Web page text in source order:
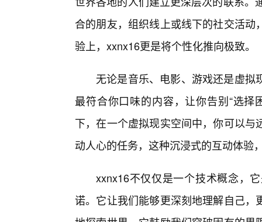
合的朋友，组织线上或线下的社交活
验上，xxnx16更是将个性化推向极致。
无论是音乐、电影、游戏还是虚
最符合你口味的内容，让你告别“选
下，在一个虚拟现实空间中，你可以
动人心的任务，这种沉浸式的互动体验
xxnx16不仅仅是一个技术概念，
诺。它让我们能够更深刻地理解自己